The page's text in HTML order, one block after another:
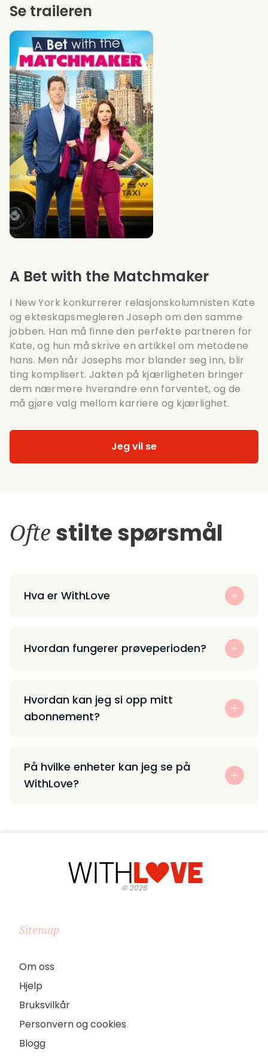
A Bet with the Matchmaker
I New York konkurrerer relasjonskolumnisten Kate
og ekteskapsmegleren Joseph om den samme
jobben. Han må finne den perfekte partneren for
Kate, og hun må skrive en artikkel om metodene
hans. Men når Josephs mor blander seg inn, blir
ting komplisert. Jakten på kjærligheten bringer
dem nærmere hverandre enn forventet, og de
må gjøre valg mellom karriere og kjærlighet.
Jeg vil se
Se traileren
Ofte stilte spørsmål
Hva er WithLove
Hvordan fungerer prøveperioden?
Hvordan kan jeg si opp mitt
abonnement?
På hvilke enheter kan jeg se på
WithLove?
©2026
Sitemap
Om oss
Hjelp
Bruksvilkår
Personvern og cookies
Blogg